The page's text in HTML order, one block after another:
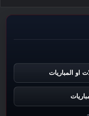
او المباريات